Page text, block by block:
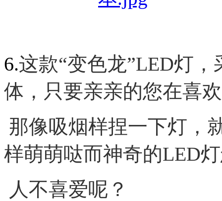
6.这款“变色龙”LED灯，
体 ，只要亲亲的您在喜
那像吸烟样捏一下灯，
样萌萌哒而神奇的LED
人不喜爱呢？